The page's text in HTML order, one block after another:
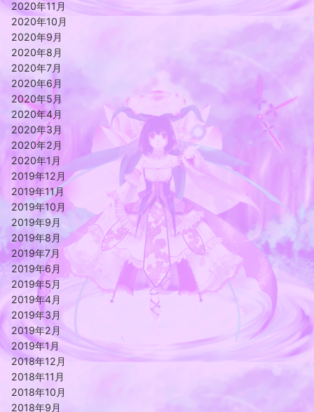
2020年11月
2020年10月
2020年9月
2020年8月
2020年7月
2020年6月
2020年5月
2020年4月
2020年3月
2020年2月
2020年1月
2019年12月
2019年11月
2019年10月
2019年9月
2019年8月
2019年7月
2019年6月
2019年5月
2019年4月
2019年3月
2019年2月
2019年1月
2018年12月
2018年11月
2018年10月
2018年9月